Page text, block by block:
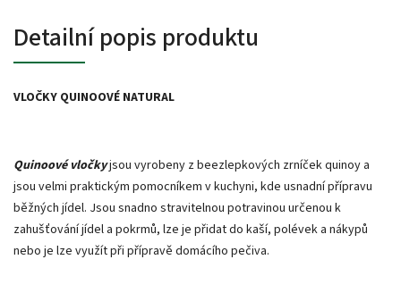
Detailní popis produktu
VLOČKY QUINOOVÉ NATURAL
Quinoové vločkyjsou vyrobeny z beezlepkových zrníček quinoy a
jsou velmi praktickým pomocníkem v kuchyni, kde usnadní přípravu
běžných jídel. Jsou snadno stravitelnou potravinou určenou k
zahušťování jídel a pokrmů, lze je přidat do kaší, polévek a nákypů
nebo je lze využít při přípravě domácího pečiva.